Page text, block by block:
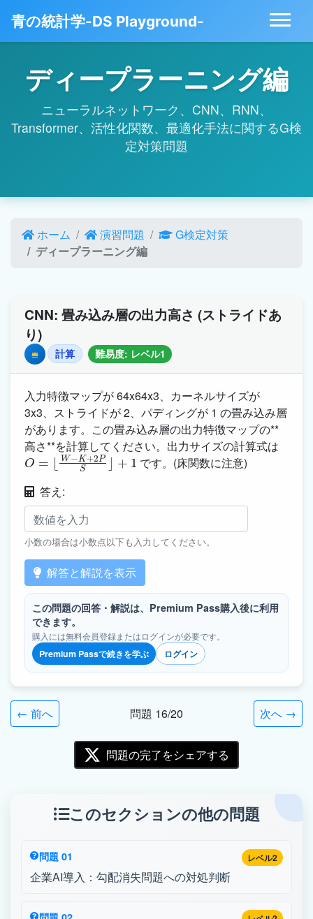
青の統計学-DS Playground-
ディープラーニング編
ニューラルネットワーク、CNN、RNN、
Transformer、活性化関数、最適化手法に関するG検
定対策問題
ホーム 演習問題
G検定対策
ディープラーニング編
CNN: 畳み込み層の出力高さ (ストライドあ
り)
Premium
計算 難易度: レベル1
入力特徴マップが 64x64x3、カーネルサイズが
3x3、ストライドが 2、パディングが 1 の畳み込み層
があります。この畳み込み層の出力特徴マップの**
高さ**を計算してください。出力サイズの計算式は
O=⌊W−K+2PS ⌋+ 1
です。(床関数に注意)
答え:
小数の場合は小数点以下も入力してください。
解答と解説を表示
この問題の回答・解説は、Premium Pass購入後に利用
できます。
購入には無料会員登録またはログインが必要です。
Premium Passで続きを学ぶ
ログイン
← 前へ 問題 16/20 次へ →
問題の完了をシェアする
このセクションの他の問題
レベル2
問題 01
企業AI導入：勾配消失問題への対処判断